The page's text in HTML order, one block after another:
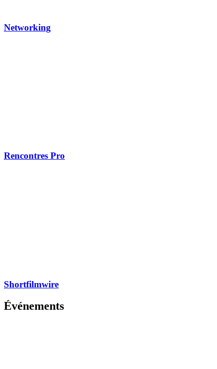
Networking
Rencontres Pro
Shortfilmwire
Événements